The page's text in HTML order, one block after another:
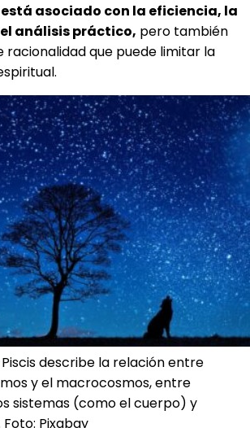
asociado con la eficiencia, la
análisis práctico, pero también
racionalidad que puede limitar la
describe la relación entre
y el macrocosmos, entre
sistemas (como el cuerpo) y
Pixabay